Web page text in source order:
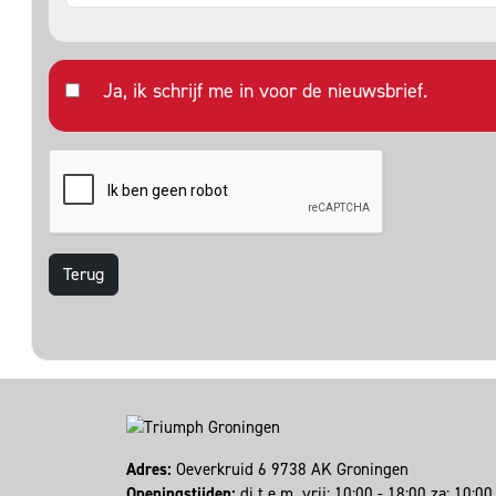
Ja, ik schrijf me in voor de nieuwsbrief.
Terug
Adres: Oeverkruid 6 9738 AK Groningen